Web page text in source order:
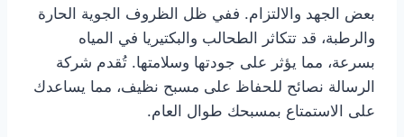
بعض الجهد والالتزام. ففي ظل الظروف الجوية الحارة
والرطبة، قد تتكاثر الطحالب والبكتيريا في المياه
بسرعة، مما يؤثر على جودتها وسلامتها. تُقدم شركة
الرسالة نصائح للحفاظ على مسبح نظيف، مما يساعدك
على الاستمتاع بمسبحك طوال العام.